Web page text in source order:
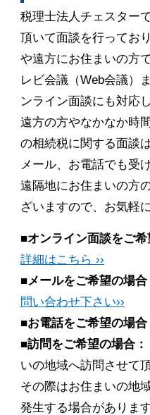
税理士法人チェスター
頂いて面談を行ってお
や遠方にお住まいの方
レビ会議（Web会議）
ンライン面談にも対応
遠方の方やなかなか時
の相続税に関する面談
メール、お電話でも受
遠隔地にお住まいの方
ざいますので、お気軽
■オンライン面談をご希
詳細はこちら ››
■メールをご希望の場合
問い合わせ下さい››
■お電話をご希望の場合
■訪問をご希望の場合：
いの地域へ訪問させて
その際はお住まいの地
発生する場合がありま